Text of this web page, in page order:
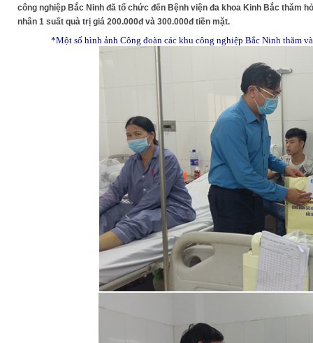
công nghiệp Bắc Ninh đã tổ chức đến Bệnh viện đa khoa Kinh Bắc thăm
nhân 1 suất quà trị giá 200.000đ và 300.000đ tiền mặt.
*Một số hình ảnh Công đoàn các khu công nghiệp Bắc Ninh thăm